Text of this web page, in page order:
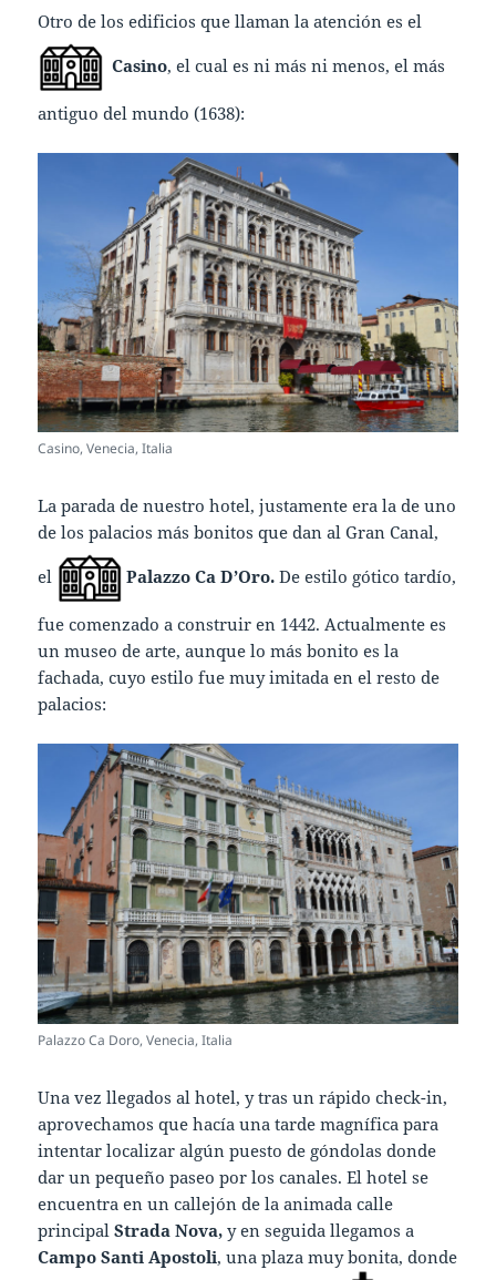
Otro de los edificios que llaman la atención es el
Casino, el cual es ni más ni menos, el más
antiguo del mundo (1638):
Casino, Venecia, Italia
La parada de nuestro hotel, justamente era la de uno
de los palacios más bonitos que dan al Gran Canal,
el
Palazzo Ca D’Oro.De estilo gótico tardío,
fue comenzado a construir en 1442. Actualmente es
un museo de arte, aunque lo más bonito es la
fachada, cuyo estilo fue muy imitada en el resto de
palacios:
Palazzo Ca Doro, Venecia, Italia
Una vez llegados al hotel, y tras un rápido check-in,
aprovechamos que hacía una tarde magnífica para
intentar localizar algún puesto de góndolas donde
dar un pequeño paseo por los canales. El hotel se
encuentra en un callejón de la animada calle
principalStrada Nova, y en seguida llegamos a
Campo Santi Apostoli, una plaza muy bonita, donde